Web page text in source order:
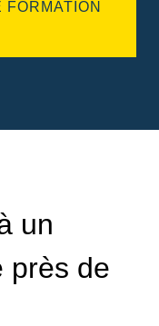
un
près de